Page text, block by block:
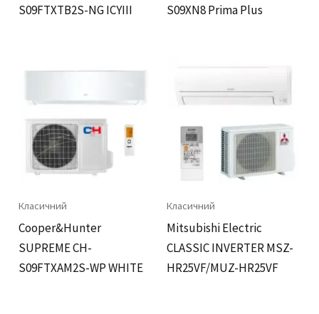
S09FTXTB2S-NG ICYIII
S09XN8 Prima Plus
Класичний
Cooper&Hunter
SUPREME CH-
S09FTXAM2S-WP WHITE
Класичний
Mitsubishi Electric
CLASSIC INVERTER MSZ-
HR25VF/MUZ-HR25VF